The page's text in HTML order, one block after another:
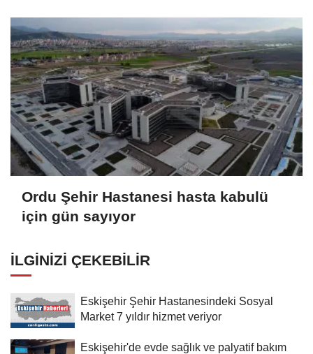
Ordu Şehir Hastanesi hasta kabulü
için gün sayıyor
İLGINIZI ÇEKEBILIR
Eskişehir Şehir Hastanesindeki Sosyal
Market 7 yıldır hizmet veriyor
Eskişehir'de evde sağlık ve palyatif bakım